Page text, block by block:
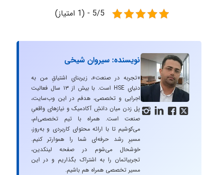
5/5 - (1 امتیاز)
   
نویسنده: سیروان شیخی
«تجربه در صنعت»، زیربنایِ اشتیاقِ من به
دنیایِ HSE است. با بیش از ۱۳ سال فعالیت
اجرایی و تخصصی، هدفم در این وب‌سایت،
پل زدن میان دانشِ آکادمیک و نیازهای واقعیِ
صنعت است. همراه با تیم تخصصی‌ام،
می‌کوشیم تا با ارائه محتوای کاربردی و به‌روز،
مسیرِ رشد حرفه‌ای شما را هموارتر کنیم.
خوشحال می‌شوم در صفحه لینکدین،
تجربیاتمان را به اشتراک بگذاریم و در این
مسیر تخصصی همراه هم باشیم.